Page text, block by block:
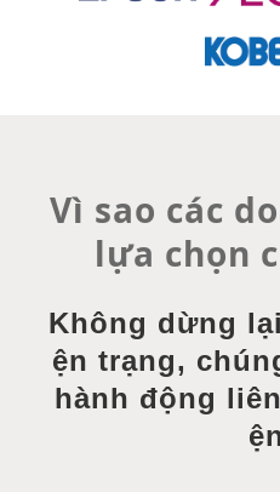
Vì sao các
lựa chọn
Không dừng
ện trạng,
hành động